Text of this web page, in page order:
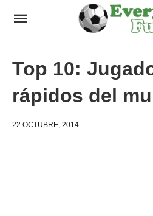
Top 10:
rápidos del
22 OCTUBRE, 2014